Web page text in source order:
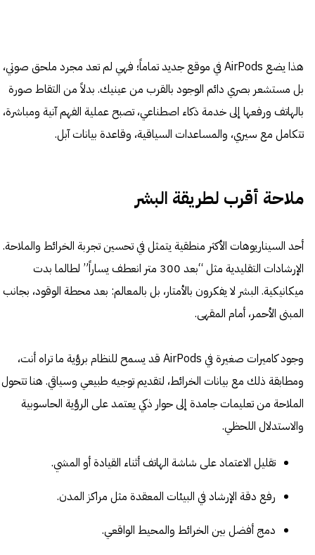
هذا يضع AirPods في موقع جديد تماماً؛ فهي لم تعد مجرد ملحق صوتي،
بل مستشعر بصري دائم الوجود بالقرب من عينيك. بدلاً من التقاط صورة
بالهاتف ورفعها إلى خدمة ذكاء اصطناعي، تصبح عملية الفهم آنية ومباشرة،
تتكامل مع سيري، والمساعدات السياقية، وقاعدة بيانات آبل.
ملاحة أقرب لطريقة البشر
أحد السيناريوهات الأكثر منطقية يتمثل في تحسين تجربة الخرائط والملاحة.
الإرشادات التقليدية مثل “بعد 300 متر انعطف يساراً” لطالما بدت
ميكانيكية. البشر لا يفكرون بالأمتار، بل بالمعالم: بعد محطة الوقود، بجانب
المبنى الأحمر، أمام المقهى.
وجود كاميرات صغيرة في AirPods قد يسمح للنظام برؤية ما تراه أنت،
ومطابقة ذلك مع بيانات الخرائط، لتقديم توجيه طبيعي وسياقي. هنا تتحول
الملاحة من تعليمات جامدة إلى حوار ذكي يعتمد على الرؤية الحاسوبية
والاستدلال اللحظي.
تقليل الاعتماد على شاشة الهاتف أثناء القيادة أو المشي.
رفع دقة الإرشاد في البيئات المعقدة مثل مراكز المدن.
دمج أفضل بين الخرائط والمحيط الواقعي.